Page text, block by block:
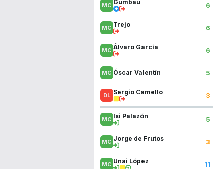
Gumbau 6
Trejo 6
Álvaro García 6
Óscar Valentín 5
Sergio Camello 3
Isi Palazón 5
Jorge de Frutos 3
Unai López 11